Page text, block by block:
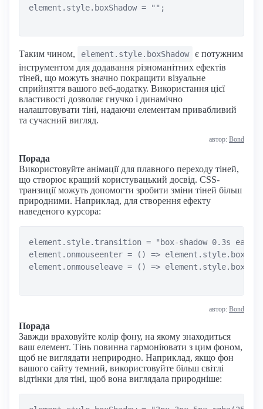
element.style.boxShadow = "";
Таким чином, element.style.boxShadow
є потужним
інструментом для додавання різноманітних ефектів
тіней, що можуть значно покращити візуальне
сприйняття вашого веб-додатку. Використання цієї
властивості дозволяє гнучко і динамічно
налаштовувати тіні, надаючи елементам привабливий
та сучасний вигляд.
автор: Bond
Порада
Використовуйте анімації для плавного переходу тіней,
що створює кращий користувацький досвід. CSS-
транзиції можуть допомогти зробити зміни тіней більш
природними. Наприклад, для створення ефекту
наведеного курсора:
element.style.transition = "box-shadow 0.3s ease";
element.onmouseenter = () =>
element.onmouseleave = () =>
автор: Bond
Порада
Завжди враховуйте колір фону, на якому знаходиться
ваш елемент. Тінь повинна гармоніювати з цим фоном,
щоб не виглядати неприродно. Наприклад, якщо фон
вашого сайту темний, використовуйте більш світлі
відтінки для тіні, щоб вона виглядала природніше: